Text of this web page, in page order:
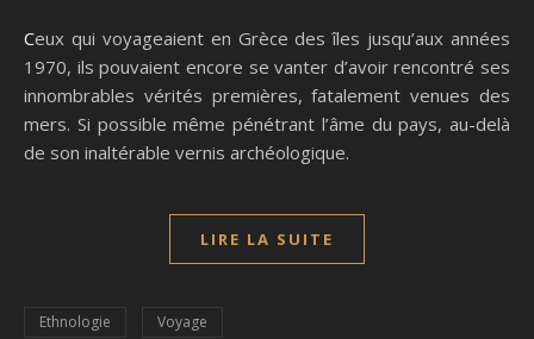
Ceux qui voyageaient en Grèce des îles jusqu’aux années
1970, ils pouvaient encore se vanter d’avoir rencontré ses
innombrables vérités premières, fatalement venues des
mers. Si possible même pénétrant l’âme du pays, au-delà
de son inaltérable vernis archéologique.
LIRE LA SUITE
Ethnologie Voyage